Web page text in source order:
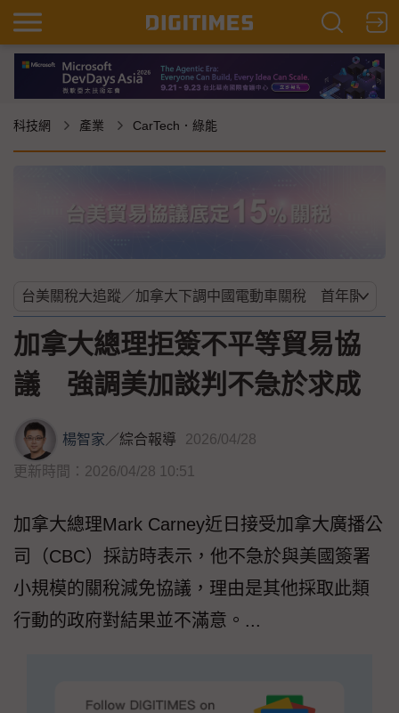
科技網 產業 CarTech．綠能
加拿大總理拒簽不平等貿易協
議 強調美加談判不急於求成
楊智家 ／綜合報導 2026/04/28
更新時間：2026/04/28 10:51
加拿大總理Mark Carney近日接受加拿大廣播公
司（CBC）採訪時表示，他不急於與美國簽署
小規模的關稅減免協議，理由是其他採取此類
行動的政府對結果並不滿意。...